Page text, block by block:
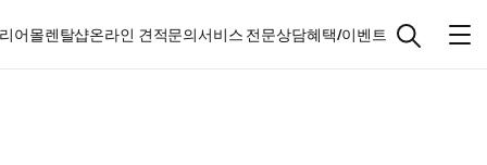
어몰렌탈샵온라인 견적문의서비스 전문상담혜택/이벤트